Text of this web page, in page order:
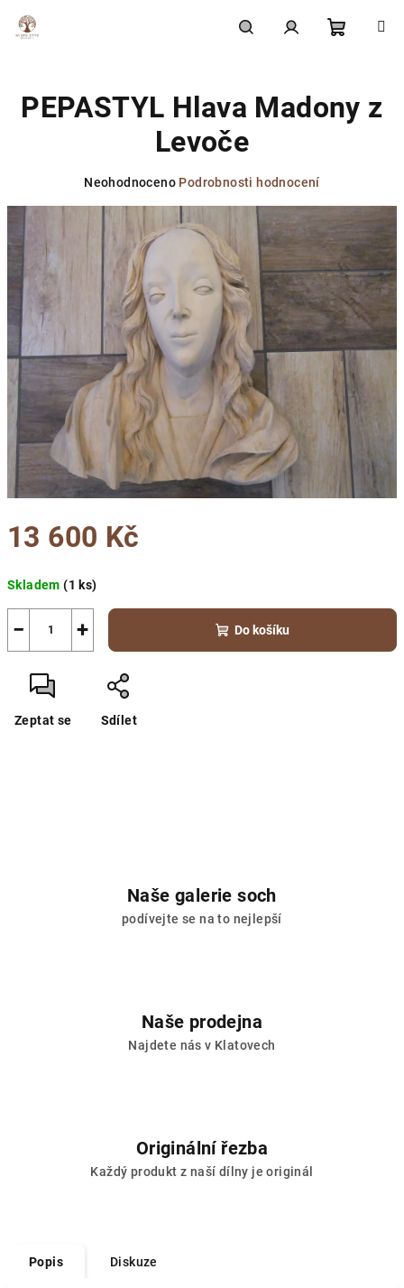
košík
13 600 Kč
cena:
Skladem(1 ks)
+
− Do košíku
Zeptat se Sdílet
PEPASTYL Hlava Madony z
Levoče
Průměrné
produktu
hvězdiček.
Neohodnoceno Podrobnosti hodnocení
Naše galerie soch
podívejte se na to nejlepší
Naše prodejna
Najdete nás v Klatovech
Originální řezba
Každý produkt z naší dílny je originál
Popis Diskuze